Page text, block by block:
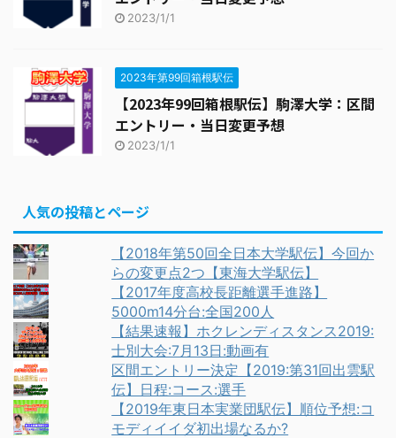
2023/1/1
2023年第99回箱根駅伝
【2023年99回箱根駅伝】駒澤大学：区間
エントリー・当日変更予想
2023/1/1
人気の投稿とページ
【2018年第50回全日本大学駅伝】今回か
らの変更点2つ【東海大学駅伝】
【2017年度高校長距離選手進路】
5000m14分台:全国200人
【結果速報】ホクレンディスタンス2019:
士別大会:7月13日:動画有
区間エントリー決定【2019:第31回出雲駅
伝】日程:コース:選手
【2019年東日本実業団駅伝】順位予想:コ
モディイイダ初出場なるか?